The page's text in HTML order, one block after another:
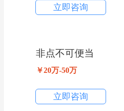
立即咨询
非点不可便当
￥20万-50万
立即咨询